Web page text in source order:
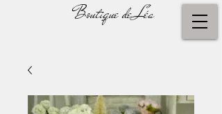
Boutique de Léa